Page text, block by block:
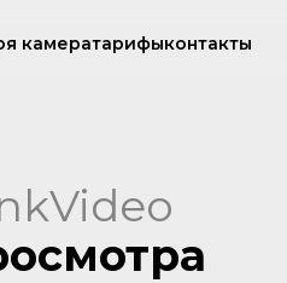
камератарифыконтакты